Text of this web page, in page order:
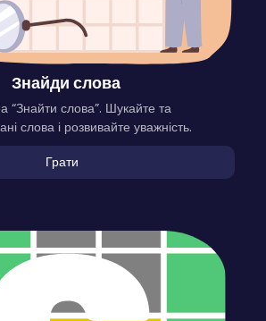
Знайди слова
“Знайти слова”. Шукайте та
слова і розвивайте уважність.
Грати